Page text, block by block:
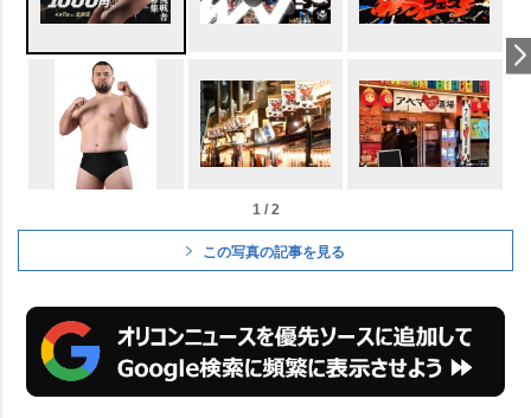
1 / 2
この写真の記事を見る